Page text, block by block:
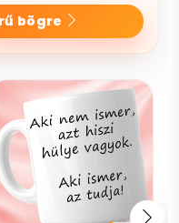
bögre